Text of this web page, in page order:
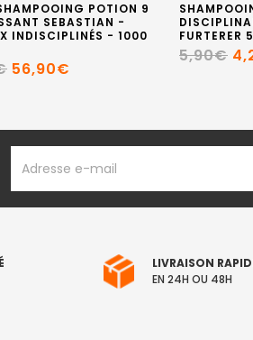
POTION 9
SEBASTIAN -
INDISCIPLINÉS - 1000
56,90€
FURTERER
5,90€
EMAIL
LIVRAISON
EN 24H OU 48H